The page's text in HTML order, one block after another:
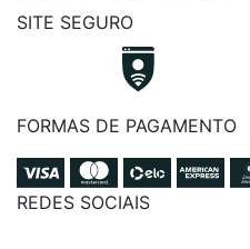
SITE SEGURO
FORMAS DE PAGAMENTO
REDES SOCIAIS